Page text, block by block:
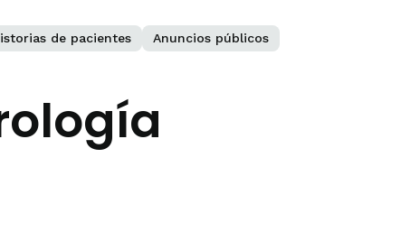
de pacientes Anuncios públicos